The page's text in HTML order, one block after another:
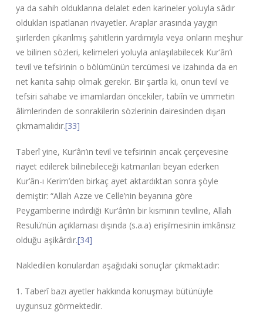
ya da sahih olduklarına delalet eden karineler yoluyla sâdır
oldukları ispatlanan rivayetler. Araplar arasında yaygın
şiirlerden çıkarılmış şahitlerin yardımıyla veya onların meşhur
ve bilinen sözleri, kelimeleri yoluyla anlaşılabilecek Kur’ân’ı
tevil ve tefsirinin o bölümünün tercümesi ve izahında da en
net kanıta sahip olmak gerekir. Bir şartla ki, onun tevil ve
tefsiri sahabe ve imamlardan öncekiler, tabiîn ve ümmetin
âlimlerinden de sonrakilerin sözlerinin dairesinden dışarı
çıkmamalıdır.[33]
Taberî yine, Kur’ân’ın tevil ve tefsirinin ancak çerçevesine
riayet edilerek bilinebileceği katmanları beyan ederken
Kur’ân-ı Kerim’den birkaç ayet aktardıktan sonra şöyle
demiştir: “Allah Azze ve Celle’nin beyanına göre
Peygamberine indirdiği Kur’ân’ın bir kısmının teviline, Allah
Resulü’nün açıklaması dışında (s.a.a) erişilmesinin imkânsız
olduğu aşikârdır.[34]
Nakledilen konulardan aşağıdaki sonuçlar çıkmaktadır:
1. Taberî bazı ayetler hakkında konuşmayı bütünüyle
uygunsuz görmektedir.